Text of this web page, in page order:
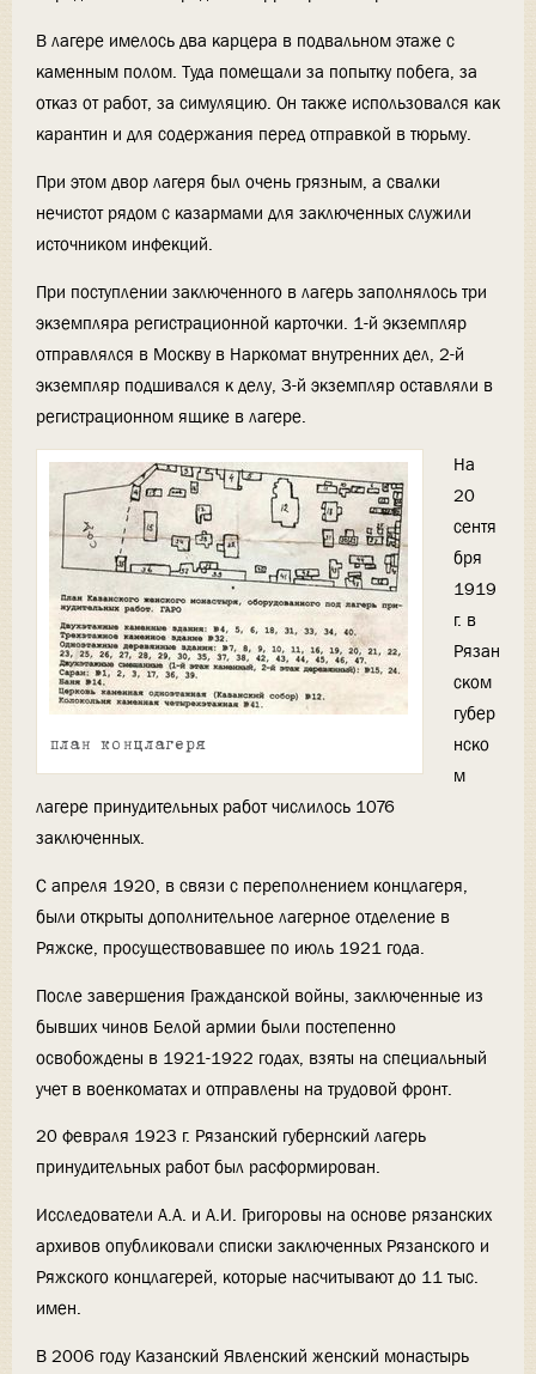
В лагере имелось два карцера в подвальном этаже с
каменным полом. Туда помещали за попытку побега, за
отказ от работ, за симуляцию. Он также использовался как
карантин и для содержания перед отправкой в тюрьму.
При этом двор лагеря был очень грязным, а свалки
нечистот рядом с казармами для заключенных служили
источником инфекций.
При поступлении заключенного в лагерь заполнялось три
экземпляра регистрационной карточки. 1-й экземпляр
отправлялся в Москву в Наркомат внутренних дел, 2-й
экземпляр подшивался к делу, 3-й экземпляр оставляли в
регистрационном ящике в лагере.
план концлагеря
На
20
сентя
бря
1919
г. в
Рязан
ском
губер
нско
м
лагере принудительных работ числилось 1076
заключенных.
С апреля 1920, в связи с переполнением концлагеря,
были открыты дополнительное лагерное отделение в
Ряжске, просуществовавшее по июль 1921 года.
После завершения Гражданской войны, заключенные из
бывших чинов Белой армии были постепенно
освобождены в 1921-1922 годах, взяты на специальный
учет в военкоматах и отправлены на трудовой фронт.
20 февраля 1923 г. Рязанский губернский лагерь
принудительных работ был расформирован.
Исследователи А.А. и А.И. Григоровы на основе рязанских
архивов опубликовали списки заключенных Рязанского и
Ряжского концлагерей, которые насчитывают до 11 тыс.
имен.
В 2006 году Казанский Явленский женский монастырь